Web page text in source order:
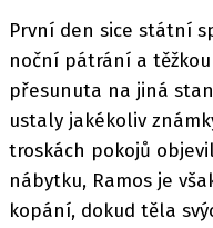
První den sice státní
noční pátrání a
přesunuta na jiná
ustaly jakékoliv
troskách pokojů
nábytku, Ramos je
kopání, dokud těla